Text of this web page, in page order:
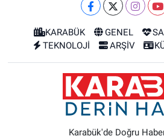
KARABÜK GENEL
TEKNOLOJİ
ARŞİV
Karabük'de Doğru